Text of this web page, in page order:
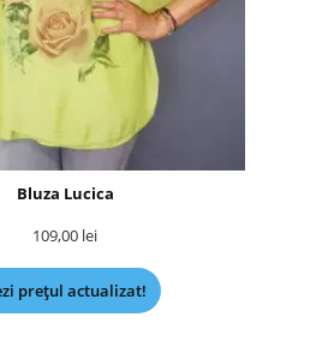
Bluza Lucica
109,00 lei
prețul actualizat!